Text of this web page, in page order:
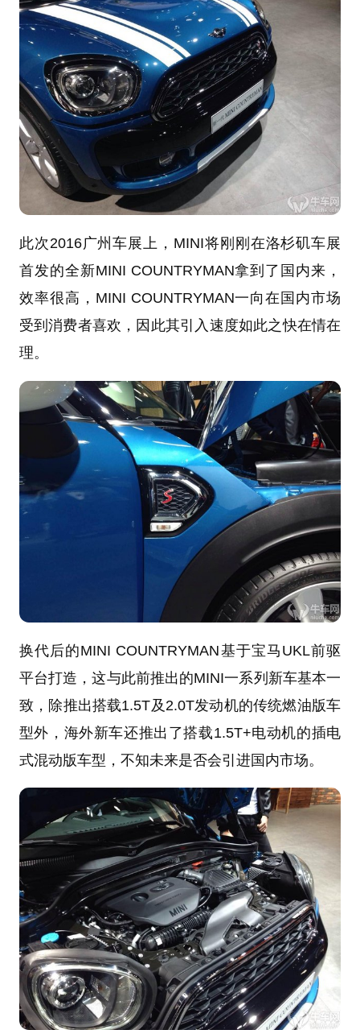
此次2016广州车展上，MINI将刚刚在洛杉矶车展
首发的全新MINI COUNTRYMAN拿到了国内来，
效率很高，MINI COUNTRYMAN一向在国内市场
受到消费者喜欢，因此其引入速度如此之快在情在
理。
换代后的MINI COUNTRYMAN基于宝马UKL前驱
平台打造，这与此前推出的MINI一系列新车基本一
致，除推出搭载1.5T及2.0T发动机的传统燃油版车
型外，海外新车还推出了搭载1.5T+电动机的插电
式混动版车型，不知未来是否会引进国内市场。